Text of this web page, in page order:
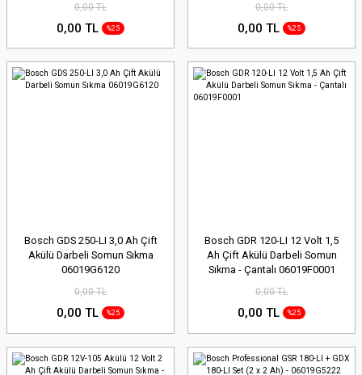
0,00 TL
0,00 TL %25
0,00 TL
0,00 TL %25
Bosch GDS 250-LI 3,0 Ah Çift
Akülü Darbeli Somun Sıkma
06019G6120
0,00 TL
0,00 TL %25
Bosch GDR 120-LI 12 Volt 1,5
Ah Çift Akülü Darbeli Somun
Sıkma - Çantalı 06019F0001
0,00 TL
0,00 TL %25